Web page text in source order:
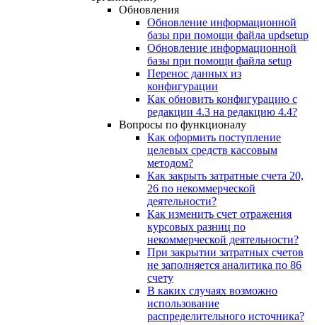
Обновления
Обновление информационной
базы при помощи файла updsetup
Обновление информационной
базы при помощи файла setup
Перенос данных из
конфигурации
Как обновить конфигурацию с
редакции 4.3 на редакцию 4.4?
Вопросы по функционалу
Как оформить поступление
целевых средств кассовым
методом?
Как закрыть затратные счета 20,
26 по некоммерческой
деятельности?
Как изменить счет отражения
курсовых разниц по
некоммерческой деятельности?
При закрытии затратных счетов
не заполняется аналитика по 86
счету
В каких случаях возможно
использование
распределительного источника?